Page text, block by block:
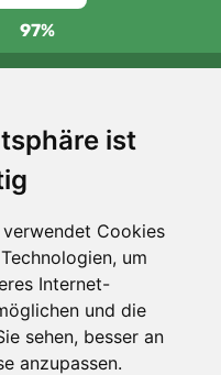
ist
verwendet Cookies
um
Internet-
und die
sehen, besser an
anzupassen.
97%
über 80 EUR
Rückgabe
innerhalb von 90 Tagen
einen Baum! Mehr lesen